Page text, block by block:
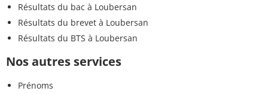
Résultats du bac à Loubersan
Résultats du brevet à Loubersan
Résultats du BTS à Loubersan
Nos autres services
Prénoms